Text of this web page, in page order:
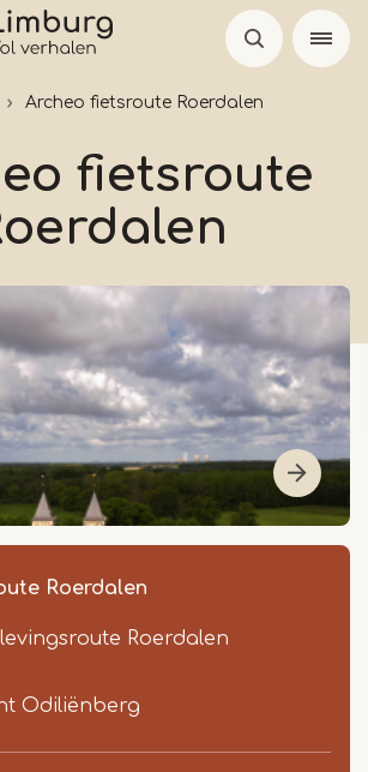
Archeo fietsroute Roerdalen
fietsroute
Roerdalen
Roerdalen
Odiliënberg